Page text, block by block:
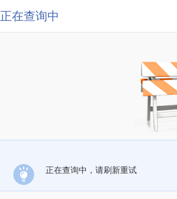
正在查询中
正在查询中，请刷新重试